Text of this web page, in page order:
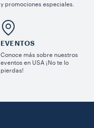
y promociones especiales.
EVENTOS
Conoce más sobre nuestros
eventos en USA ¡No te lo
pierdas!